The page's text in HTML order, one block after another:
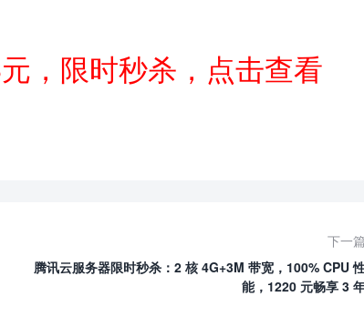
，限时秒杀，点击查看
下一篇
腾讯云服务器限时秒杀：2 核 4G+3M 带宽，100% CPU
能，1220 元畅享 3